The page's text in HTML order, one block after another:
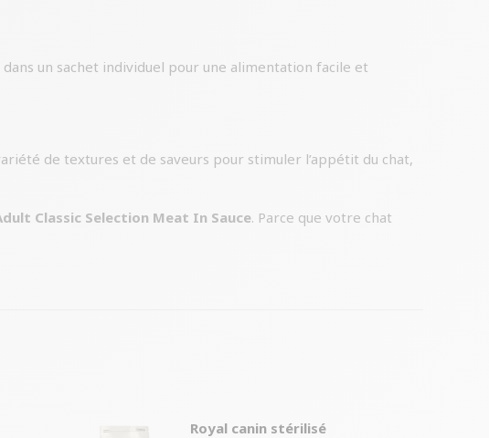
un sachet individuel pour une alimentation facile et
de textures et de saveurs pour stimuler l’appétit du chat,
Classic Selection Meat In Sauce. Parce que votre chat
Royal canin stérilisé